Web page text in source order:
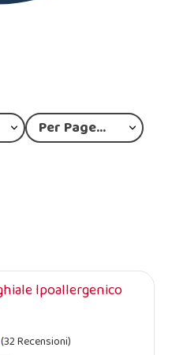
Per Page: 12
(32 Recensioni)